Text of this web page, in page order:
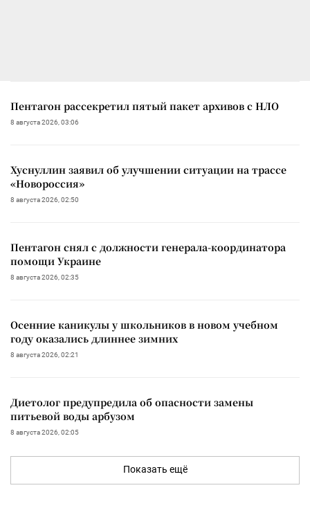
Пентагон рассекретил пятый пакет архивов с НЛО
8 августа 2026, 03:06
Хуснуллин заявил об улучшении ситуации на трассе
«Новороссия»
8 августа 2026, 02:50
Пентагон снял с должности генерала-координатора
помощи Украине
8 августа 2026, 02:35
Осенние каникулы у школьников в новом учебном
году оказались длиннее зимних
8 августа 2026, 02:21
Диетолог предупредила об опасности замены
питьевой воды арбузом
8 августа 2026, 02:05
Показать ещё